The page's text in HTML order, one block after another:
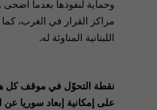
وحماية لنفوذها بعدما
مراكز القرار في الغرب،
اللبنانية المناوئة له.
نقطة التحوّل في موقف كل
على إمكانية إبعاد سوريا